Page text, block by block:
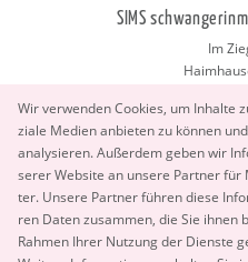
Wir ver­wen­den Coo­kies, um In­hal­te
zia­le Me­di­en an­bie­ten zu kön­nen
ana­ly­sie­ren. Au­ßer­dem geben wir
se­rer Web­site an un­se­re Part­ner
ter. Un­se­re Part­ner füh­ren diese
ren Daten zu­sam­men, die Sie
Rah­men Ihrer Nut­zung der Diens­te
SIMS
Im